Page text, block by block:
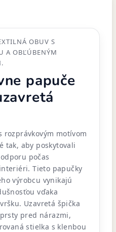
OBUV S
A OBĽÚBENÝM
papuče
rozprávkovým motívom
tak, aby poskytovali
počas
Tieto papučky
výrobcu vynikajú
vďaka
Uzavretá špička
pred nárazmi,
stielka s klenbou